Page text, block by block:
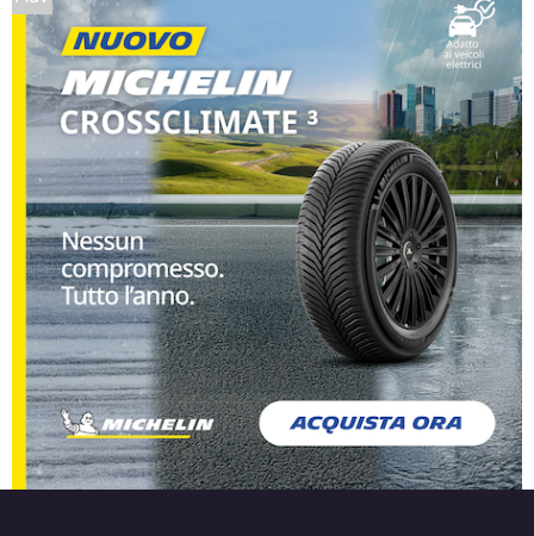
Disponibile
DEZENT Tn Silver 4 fori
14" 5.5X14 ET45 4x100
Foro centrale: 54.1mm
Disponibile
DEZENT Tn Black Mirror
4 fori 14" 5.5X14 ET35
4x100
Foro centrale: 60.1mm
Disponibile
DEZENT Tn Black Mirror
4 fori 14" 5.5X14 ET40
4x100